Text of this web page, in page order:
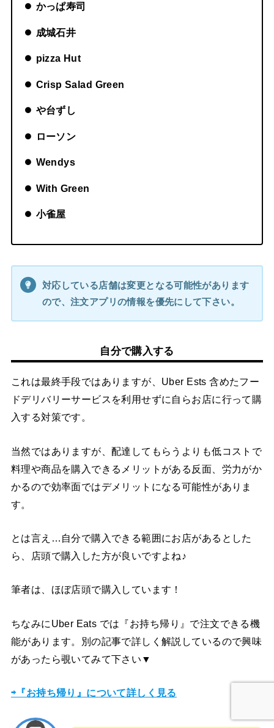
かっぱ寿司
成城石井
pizza Hut
Crisp Salad Green
や台ずし
ローソン
Wendys
With Green
小雀屋
対応している店舗は変更となる可能性があります
ので、注文アプリの情報を優先にして下さい。
自分で購入する
これは最終手段ではありますが、Uber Ests 含めたフー
ドデリバリーサービスを利用せずに自らお店に行って購
入する対策です。
当然ではありますが、配達してもらうよりも低コストで
料理や商品を購入できるメリットがある反面、労力がか
かるので効率面ではデメリットになる可能性がありま
す。
とは言え…自分で購入できる範囲にお店があるとした
ら、店頭で購入した方が良いですよね♪
筆者は、ほぼ店頭で購入しています！
ちなみにUber Eats では『お持ち帰り』で注文できる機
能があります。別の記事で詳しく解説しているので興味
があったら覗いてみて下さい▼
⇨『お持ち帰り』について詳しく見る